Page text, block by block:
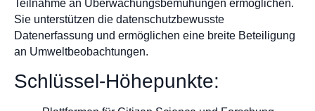
Teilnahme an Überwachungsbemühungen ermöglichen.
Sie unterstützen die datenschutzbewusste
Datenerfassung und ermöglichen eine breite Beteiligung
an Umweltbeobachtungen.
Schlüssel-Höhepunkte: